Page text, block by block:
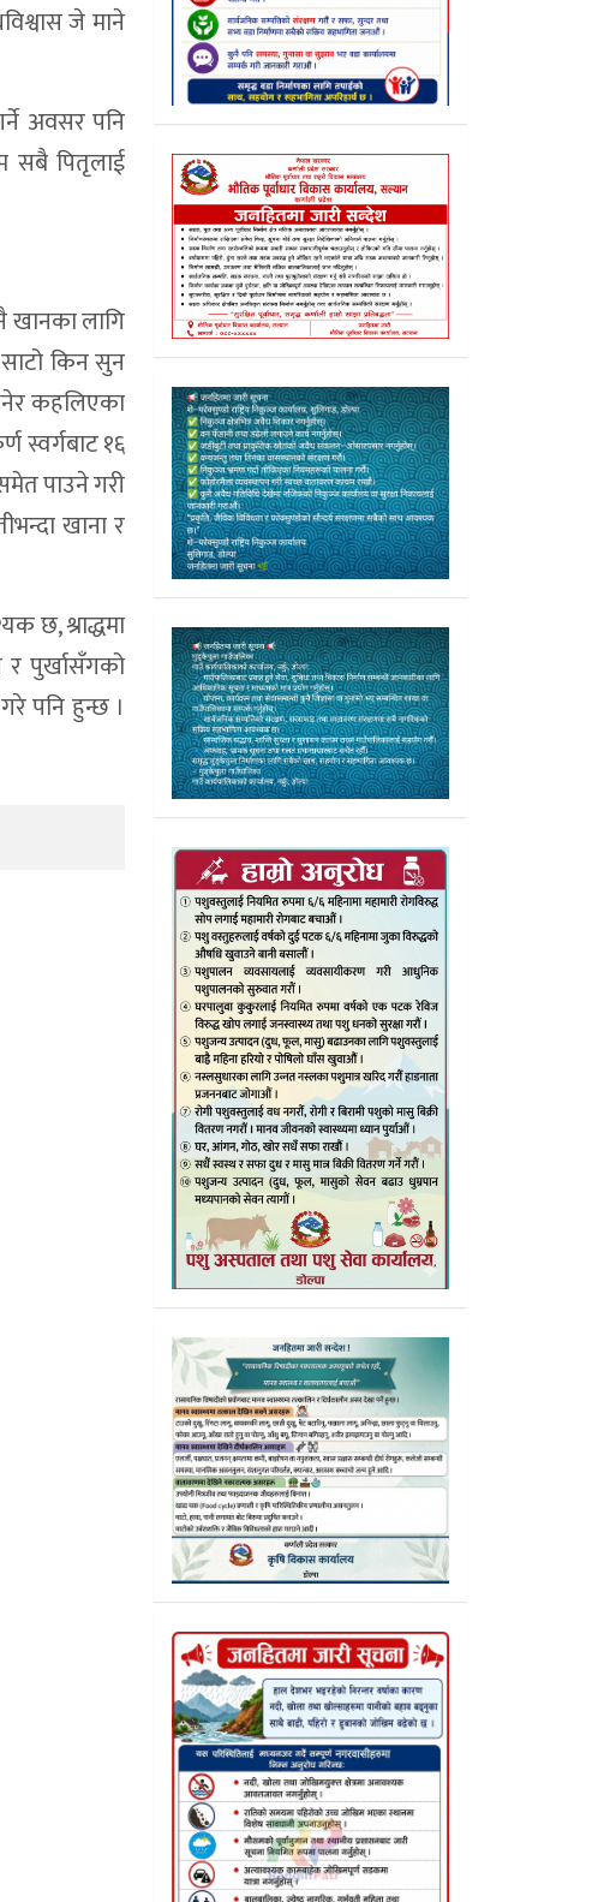
जे माने
अवसर पनि
सबै पितृलाई
खानका लागि
किन सुन
कहलिएका
स्वर्गबाट १६
पाउने गरी
खाना र
छ, श्राद्धमा
र पुर्खासँगको
पनि हुन्छ ।